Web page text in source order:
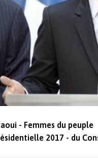
- Femmes du peuple
2017 - du